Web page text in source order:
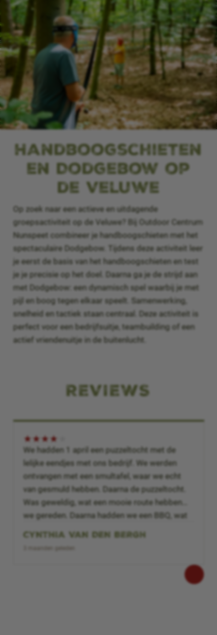
Handboogschieten
en Dodgebow op
de Veluwe
Op zoek naar een actieve en uitdagende
groepsactiviteit op de Veluwe? Bij Outdoor Centrum
Nunspeet combineer je handboogschieten met het
spectaculaire Dodgebow. Tijdens deze activiteit leer
je eerst de basis van het handboogschieten en test
je je precisie op het doel. Daarna ga je de strijd aan
met Dodgebow: een dynamisch spel waarbij je met
pijl en boog tegen elkaar speelt. Samenwerking,
snelheid en tactiek staan centraal. Deze activiteit is
perfect voor een bedrijfsuitje, teambuilding of een
actief vriendenuitje in de buitenlucht.
REVIEWS
★ ★ ★ ★
We hadden 1 april een puzzeltocht met de
lelijke eendjes met ons bedrijf. We werden
ontvangen met een smultafel, waar we echt
van gesmuld hebben. Daarna de puzzeltocht.
Was geweldig, wat een mooie route hebben
we gereden. Daarna hadden we een BBQ, wat
is dat er na de puzzelrit, bijvoorbeeld onder de
teambuilding gehad en het personeel praat er
CYNTHIA VAN DEN BERGH
3 maanden geleden